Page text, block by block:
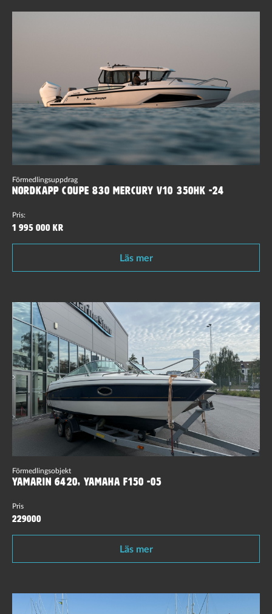
Förmedlingsuppdrag
Nordkapp Coupe 830 Mercury V10 350hk -24
Pris:
1 995 000 kr
Läs mer
Förmedlingsobjekt
Yamarin 6420, Yamaha F150 -05
Pris
229000
Läs mer